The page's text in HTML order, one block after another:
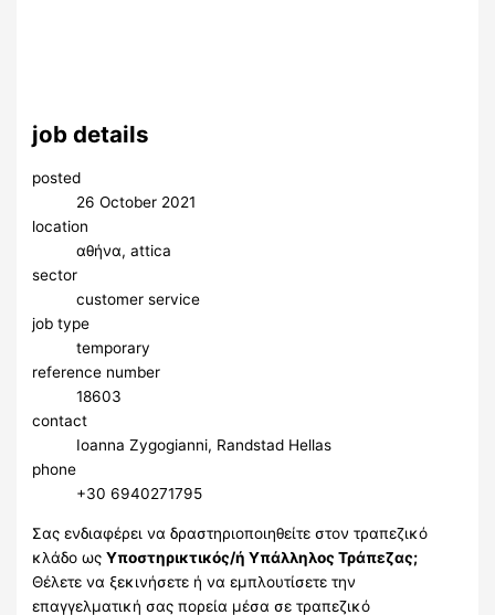
job details
posted
26 October 2021
location
αθήνα, attica
sector
customer service
job type
temporary
reference number
18603
contact
Ioanna Zygogianni, Randstad Hellas
phone
+30 6940271795
Σας ενδιαφέρει να δραστηριοποιηθείτε στον τραπεζικό
κλάδο ωςΥποστηρικτικός/ή Υπάλληλος Τράπεζας;
Θέλετε να ξεκινήσετε ή να εμπλουτίσετε την
επαγγελματική σας πορεία μέσα σε τραπεζικό